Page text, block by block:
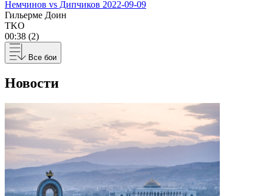
Немчинов vs Дипчиков 2022-09-09
Гильерме Доин
TKO
00:38 (2)
Все бои
Новости